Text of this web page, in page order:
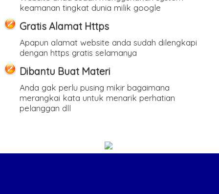
keamanan tingkat dunia milik google
Gratis Alamat Https
Apapun alamat website anda sudah dilengkapi
dengan https gratis selamanya
Dibantu Buat Materi
Anda gak perlu pusing mikir bagaimana
merangkai kata untuk menarik perhatian
pelanggan dll